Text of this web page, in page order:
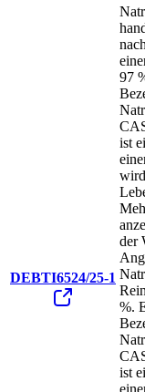
DEBTI6524/25-1
97
ist
der
%.
ist